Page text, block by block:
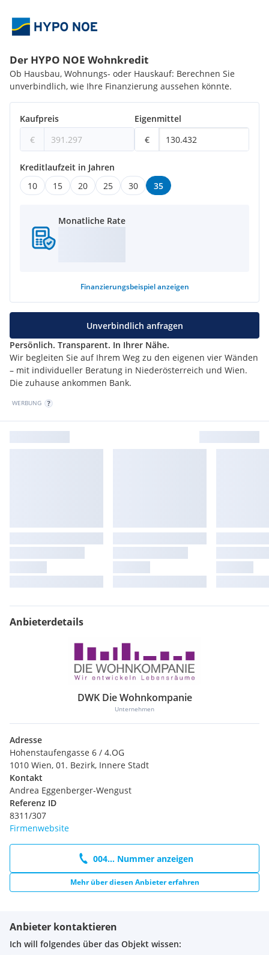
Der HYPO NOE Wohnkredit
Ob Hausbau, Wohnungs- oder Hauskauf: Berechnen Sie
unverbindlich, wie Ihre Finanzierung aussehen könnte.
Kaufpreis
€
Eigenmittel
€
Kreditlaufzeit in Jahren
10
15 20 25 30 35
Monatliche Rate
Finanzierungsbeispiel anzeigen
Persönlich. Transparent. In Ihrer Nähe.
Wir begleiten Sie auf Ihrem Weg zu den eigenen vier Wänden
– mit individueller Beratung in Niederösterreich und Wien.
Die zuhause ankommen Bank.
Unverbindlich anfragen
WERBUNG
Anbieterdetails
DWK Die Wohnkompanie
Unternehmen
Adresse
Hohenstaufengasse 6 / 4.OG
1010 Wien, 01. Bezirk, Innere Stadt
Kontakt
Andrea Eggenberger-Wengust
Referenz ID
8311/307
Firmenwebsite
004... Nummer anzeigen
Mehr über diesen Anbieter erfahren
Anbieter kontaktieren
Ich will folgendes über das Objekt wissen: